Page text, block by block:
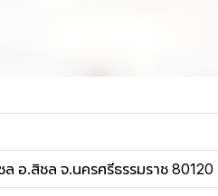
อ.สิชล จ.นครศรีธรรมราช 80120